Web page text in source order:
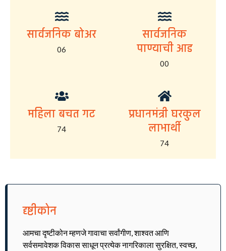
सार्वजनिक बोअर
06
सार्वजनिक
पाण्याची आड
00
महिला बचत गट
74
प्रधानमंत्री घरकुल
लाभार्थी
74
दृष्टीकोन
आमचा दृष्टीकोन म्हणजे गावाचा सर्वांगीण, शाश्वत आणि
सर्वसमावेशक विकास साधून प्रत्येक नागरिकाला सुरक्षित, स्वच्छ,